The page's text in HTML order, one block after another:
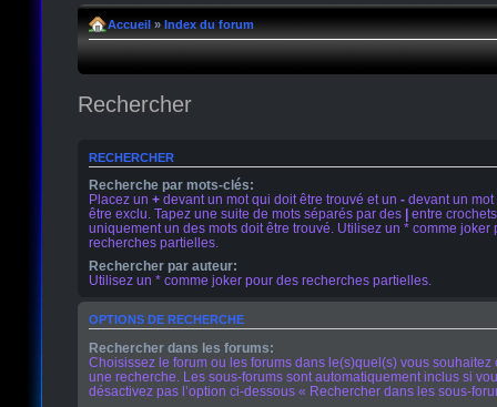
Accueil » Index du forum
Rechercher
RECHERCHER
Recherche par mots-clés:
Placez un + devant un mot qui doit être trouvé et un - devant un mot
être exclu. Tapez une suite de mots séparés par des | entre
uniquement un des mots doit être trouvé. Utilisez un * comme joker
recherches partielles.
Rechercher par auteur:
Utilisez un * comme joker pour des recherches partielles.
OPTIONS DE RECHERCHE
Rechercher dans les forums:
Choisissez le forum ou les forums dans le(s)quel(s) vous souhaitez
une recherche. Les sous-forums sont automatiquement inclus si
désactivez pas l’option ci-dessous « Rechercher dans les sous-